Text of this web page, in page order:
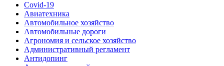
Covid-19
Авиатехника
Автомобильное хозяйство
Автомобильные дороги
Агрономия и сельское хозяйство
Административный регламент
Антидопинг